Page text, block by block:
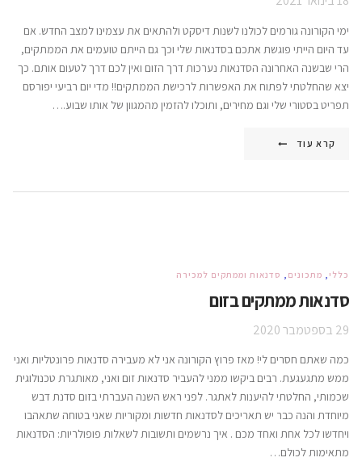
ימי הקורונה גורמים לכולנו לשנות דיסקט ולהתאים את עצמינו למצב החדש. אם
עד היום הייתי פוגשת אתכם בסדנאות שלי וכך גם הייתם טועמים את הממתקים,
הרי שבשנה האחרונה הסדנאות נערכות דרך הזום ואין לכם דרך לטעום אותם. כך
יצא שהחלטתי לפתוח את האפשרות לרכישת הממתקים!! מדי יום רביעי יפורסם
תפריט בסטורי שלי וגם מחירים, ותוכלו להזמין מהמגוון של אותו שבוע.…
קרא עוד
כללי מתכונים סדנאות וממתקים למכירה
סדנאות ממתקים בזום
29 בספטמבר 2020
כמה שאתם חסרים לי! מאז פרוץ הקורונה אני לא מעבירה סדנאות פרונטליות ואני
ממש מתגעגעת. רבים ביקשו ממני להעביר סדנאות זום ואני, מאותגרת טכנולוגית
שכמותי, החלטתי להיענות לאתגר. לפני ראש השנה העברתי בזום סדנת דבש
מיוחדת והנה כבר יש תאריכים לסדנאות חדשות ומקוריות שאני בטוחה שתאהבו
ויחדשו לכל אחת ואחד מכם . איך נרשמים ותשובות לשאלות פופולריות: הסדנאות
מתאימות לכולם…